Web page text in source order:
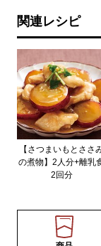
関連レシピ
【さつまいもとささ
の煮物】2人分+離乳
2回分